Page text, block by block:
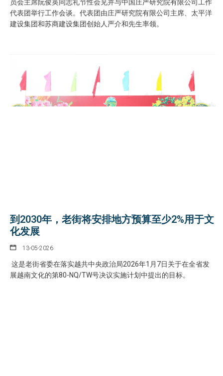
员会主席阮俊英同志礼节性会见并与中国庄严研究院有限公司工作
代表团举行工作会谈。代表团由庄严研究院有限公司主席、太平洋
建设集团和苏商建设集团创始人严介和先生率领。
到2030年，老街将安排地方预算至少2%用于文
化发展
13-05-2026
这是老街省委在落实越共中央政治局2026年1月7日关于在全省发
展越南文化的第80-NQ/TW号决议实施计划中提出的目标。